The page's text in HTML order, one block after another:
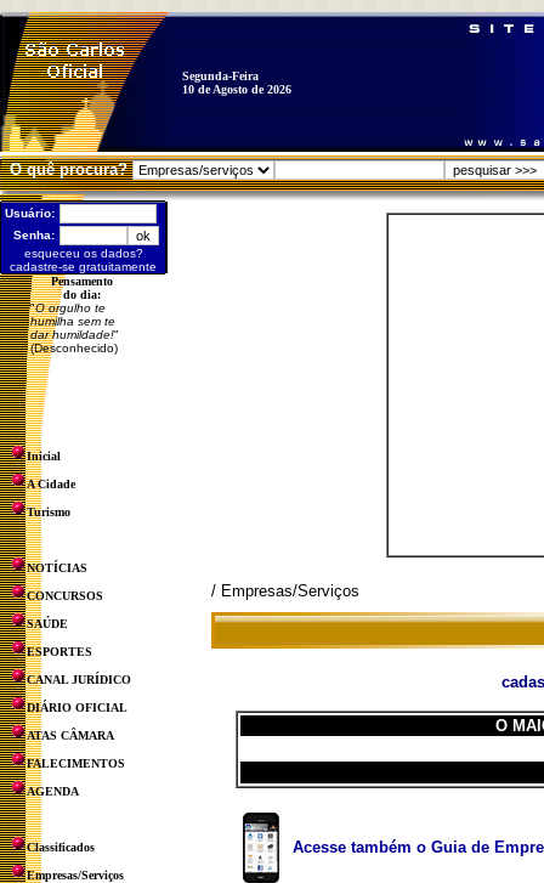
Segunda-Feira
10 de Agosto de 2026
O quê procura?
Usuário:
Senha:
esqueceu os dados?
cadastre-se gratuitamente
Pensamento
do dia:
"O orgulho te
humilha sem te
dar humildade!"
(Desconhecido)
Inicial
A Cidade
Turismo
NOTÍCIAS
CONCURSOS
SAÚDE
ESPORTES
CANAL JURÍDICO
DIÁRIO OFICIAL
ATAS CÂMARA
FALECIMENTOS
AGENDA
Classificados
Empresas/Serviços
/ Empresas/Serviços
O
Acesse também o Guia de